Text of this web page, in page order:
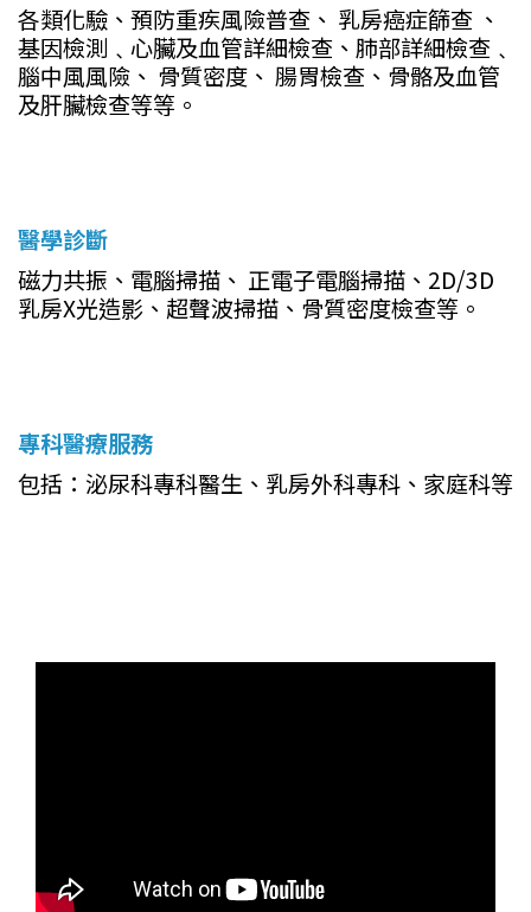
各類化驗、預防重疾風險普查、 乳房癌症篩查 、
基因檢測﹑心臟及血管詳細檢查、肺部詳細檢查﹑
腦中風風險、 骨質密度、 腸胃檢查、骨骼及血管
及肝臟檢查等等。
醫學診斷
磁力共振、電腦掃描、 正電子電腦掃描、2D/3D
乳房X光造影、超聲波掃描、骨質密度檢查等。
專科醫療服務
包括：泌尿科專科醫生、乳房外科專科、家庭科等